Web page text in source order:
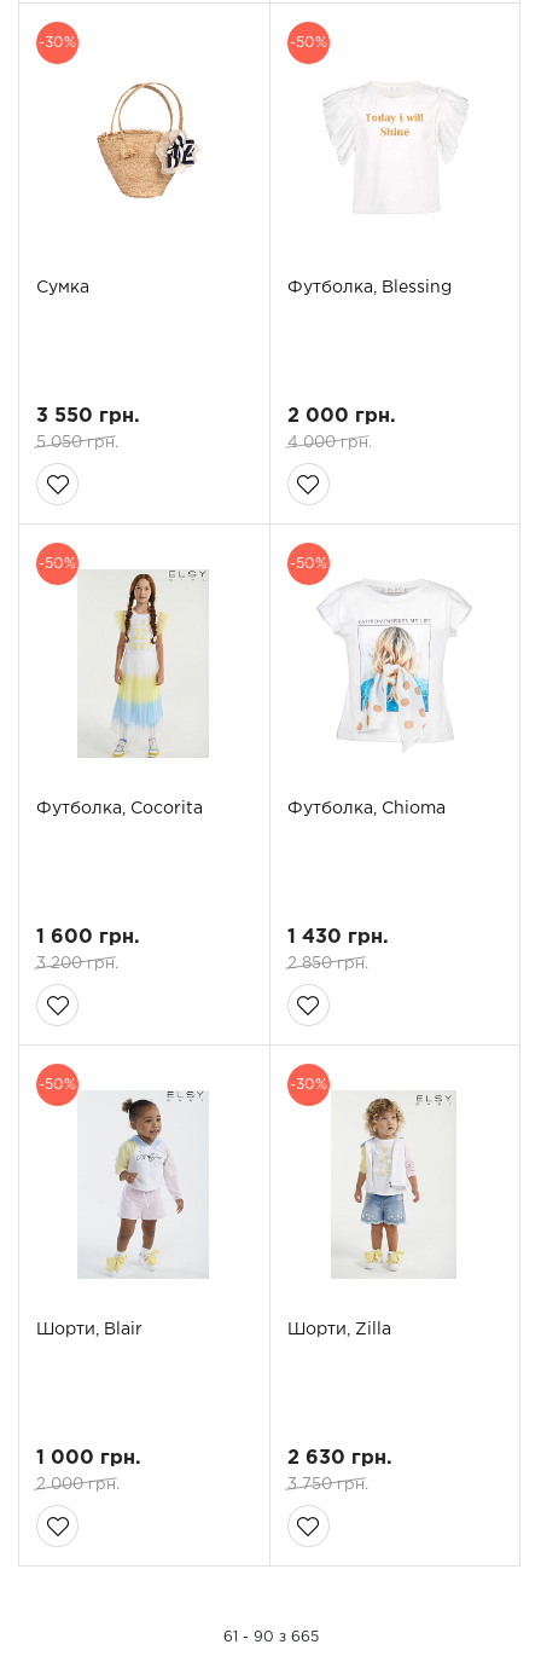
-30%
Сумка
3 550 грн.
5 050 грн.
-50%
Футболка, Blessing
2 000 грн.
4 000 грн.
-50%
Футболка, Cocorita
1 600 грн.
3 200 грн.
-50%
Футболка, Chioma
1 430 грн.
2 850 грн.
-50%
Шорти, Blair
1 000 грн.
2 000 грн.
-30%
Шорти, Zilla
2 630 грн.
3 750 грн.
61 - 90 з 665